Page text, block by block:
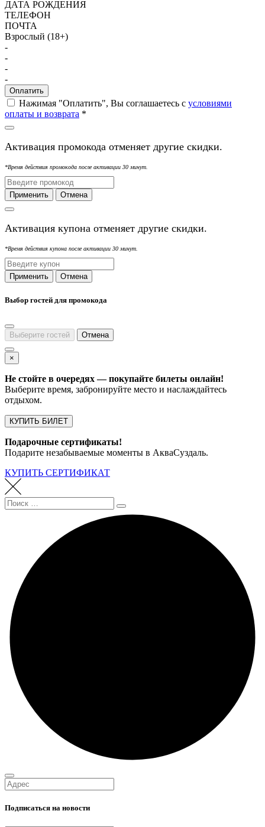
ДАТА РОЖДЕНИЯ
ТЕЛЕФОН
ПОЧТА
Взрослый (18+)
-
-
-
-
Оплатить
Нажимая "Оплатить", Вы соглашаетесь с условиями
оплаты и возврата *
Активация промокода отменяет другие скидки.
*Время действия промокода после активации 30 минут.
Применить Отмена
Активация купона отменяет другие скидки.
*Время действия купона после активации 30 минут.
Применить Отмена
Выбор гостей для промокода
Выберите гостей Отмена
×
Не стойте в очередях — покупайте билеты онлайн!
Выберите время, забронируйте место и наслаждайтесь
отдыхом.
КУПИТЬ БИЛЕТ
Подарочные сертификаты!
Подарите незабываемые моменты в АкваСуздаль.
КУПИТЬ СЕРТИФИКАТ
Подписаться на новости